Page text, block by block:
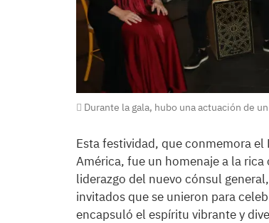
Durante la gala, hubo una actuación de
Esta festividad, que conmemora
América, fue un homenaje a la
liderazgo del nuevo cónsul
invitados que se unieron para
encapsuló el espíritu vibrante y